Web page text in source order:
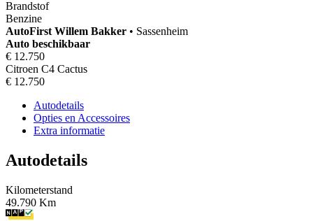
Brandstof
Benzine
AutoFirst Willem Bakker • Sassenheim
Auto beschikbaar
€ 12.750
Citroen C4 Cactus
€ 12.750
Autodetails
Opties en Accessoires
Extra informatie
Autodetails
Kilometerstand
49.790 Km